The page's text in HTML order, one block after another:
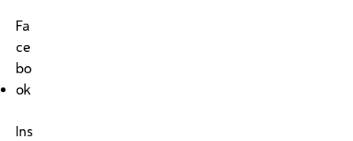
Fa
ce
bo
ok
Ins